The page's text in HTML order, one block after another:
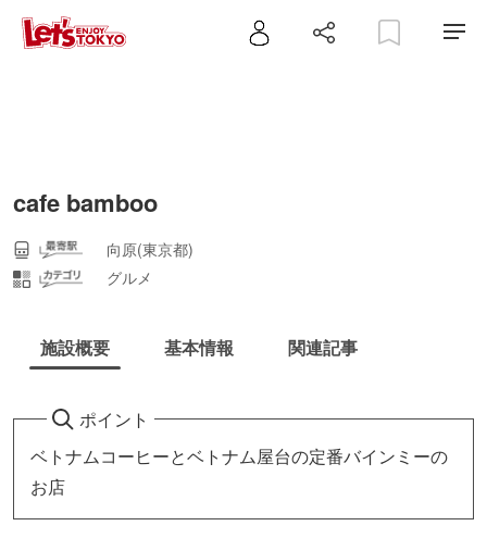
cafe bamboo
向原(東京都)
グルメ
施設概要 基本情報 関連記事
ポイント
ベトナムコーヒーとベトナム屋台の定番バインミーの
お店